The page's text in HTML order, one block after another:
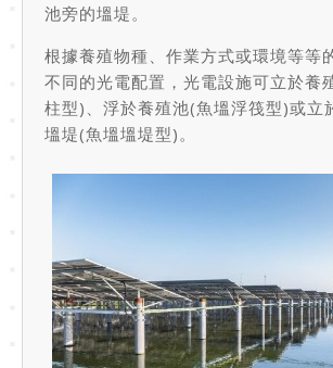
池旁的塭堤。
根據養殖物種、作業方式或環境等等
不同的光電配置，光電設施可立於養
柱型)、浮於養殖池(魚塭浮筏型)或立
塭堤(魚塭塭堤型)。